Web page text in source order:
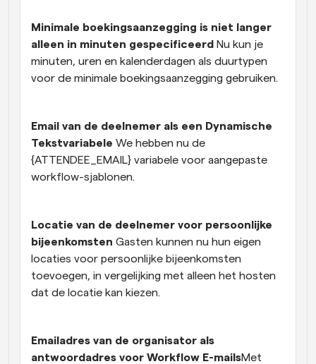
Minimale boekingsaanzegging is niet langer
alleen in minuten gespecificeerd Nu kun je
minuten, uren en kalenderdagen als duurtypen
voor de minimale boekingsaanzegging gebruiken.
Email van de deelnemer als een Dynamische
Tekstvariabele We hebben nu de
{ATTENDEE_EMAIL} variabele voor aangepaste
workflow-sjablonen.
Locatie van de deelnemer voor persoonlijke
bijeenkomsten Gasten kunnen nu hun eigen
locaties voor persoonlijke bijeenkomsten
toevoegen, in vergelijking met alleen het hosten
dat de locatie kan kiezen.
Emailadres van de organisator als
antwoordadres voor Workflow E-mailsMet